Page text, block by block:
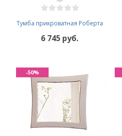
Тумба прикроватная Роберта
6 745 руб.
-50%